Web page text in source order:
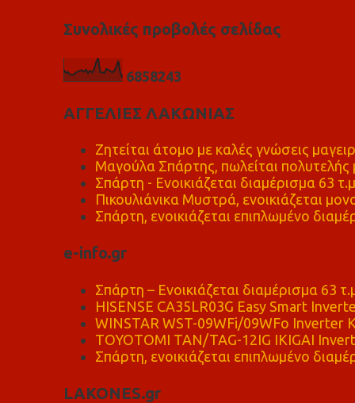
Συνολικές προβολές σελίδας
6858243
ΑΓΓΕΛΙΕΣ ΛΑΚΩΝΙΑΣ
Ζητείται άτομο με καλές γνώσεις
Μαγούλα Σπάρτης, πωλείται πολυτελής
Σπάρτη - Ενοικιάζεται διαμέρισμα 63 τ.μ
Πικουλιάνικα Μυστρά, ενοικιάζεται
Σπάρτη, ενοικιάζεται επιπλωμένο
e-info.gr
Σπάρτη – Ενοικιάζεται διαμέρισμα 63
HISENSE CA35LR03G Easy Smart
WINSTAR WST-09WFi/09WFo Inverter
TOYOTOMI TAN/TAG-12IG IKIGAI
Σπάρτη, ενοικιάζεται επιπλωμένο
LAKONES.gr